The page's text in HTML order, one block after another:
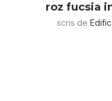
roz fucsia
scris de